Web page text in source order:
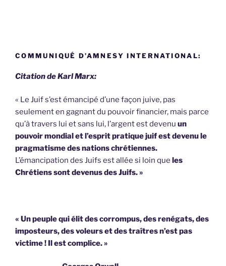
COMMUNIQUÉ D’AMNESY INTERNATIONAL:
Citation de Karl Marx:
« Le Juif s’est émancipé d’une façon juive, pas
seulement en gagnant du pouvoir financier, mais parce
qu’à travers lui et sans lui, l’argent est devenu un
pouvoir mondial et l’esprit pratique juif est devenu le
pragmatisme des nations chrétiennes.
L’émancipation des Juifs est allée si loin que les
Chrétiens sont devenus des Juifs. »
« Un peuple qui élit des corrompus, des renégats, des
imposteurs, des voleurs et des traîtres n’est pas
victime ! Il est complice. »